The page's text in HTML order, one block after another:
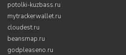
potolki-kuzbass.ru
mytrackerwallet.ru
cloudest.ru
beansmap.ru
godpleaseno.ru